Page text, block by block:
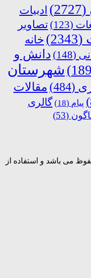
(2727)
ادبیات
(123)
تصاویر
(2343)
خانه
(148)
دانش و
شهرستان
(484)
مقالات
پیام (18)
گالری
(53)
می باشد و استفاده از